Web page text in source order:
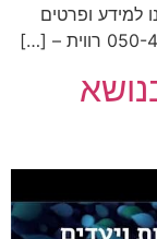
ופרטים